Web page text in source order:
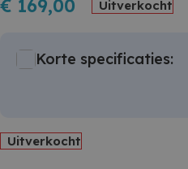
€ 169,00 Uitverkocht
Korte specificaties:
Uitverkocht